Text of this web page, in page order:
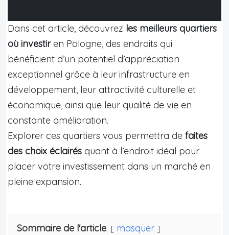
Dans cet article, découvrez les meilleurs quartiers
où investiren Pologne, des endroits qui
bénéficient d’un potentiel d’appréciation
exceptionnel grâce à leur infrastructure en
développement, leur attractivité culturelle et
économique, ainsi que leur qualité de vie en
constante amélioration.
Explorer ces quartiers vous permettra de faites
des choix éclairés quant à l’endroit idéal pour
placer votre investissement dans un marché en
pleine expansion.
Sommaire de l'article
masquer